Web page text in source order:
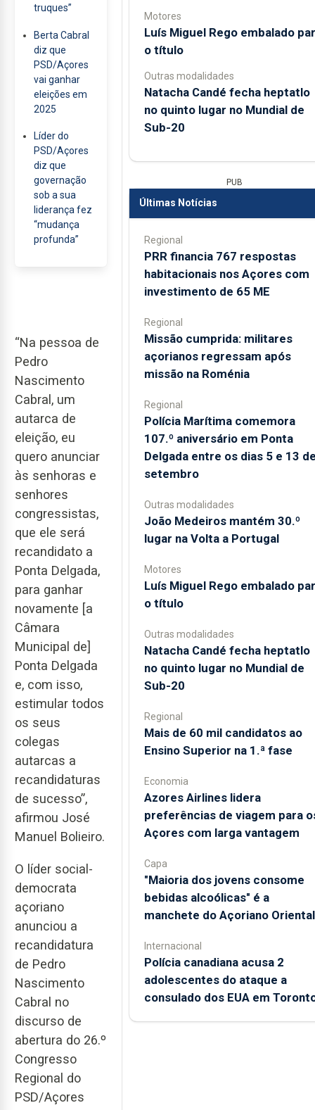
truques”
Berta Cabral
diz que
PSD/Açores
vai ganhar
eleições em
2025
Líder do
PSD/Açores
diz que
governação
sob a sua
liderança fez
“mudança
profunda”
“Na pessoa de
Pedro
Nascimento
Cabral, um
autarca de
eleição, eu
quero anunciar
às senhoras e
senhores
congressistas,
que ele será
recandidato a
Ponta Delgada,
para ganhar
novamente [a
Câmara
Municipal de]
Ponta Delgada
e, com isso,
estimular todos
os seus
colegas
autarcas a
recandidaturas
de sucesso”,
afirmou José
Manuel Bolieiro.
O líder social-
democrata
açoriano
anunciou a
recandidatura
de Pedro
Nascimento
Cabral no
discurso de
abertura do 26.º
Congresso
Regional do
PSD/Açores
Motores
Luís Miguel Rego embalado
o título
Outras modalidades
Natacha Candé fecha heptatlo
no quinto lugar no Mundial de
Sub-20
PUB
Últimas Notícias
Regional
PRR financia 767 respostas
habitacionais nos Açores com
investimento de 65 ME
Regional
Missão cumprida: militares
açorianos regressam após
missão na Roménia
Regional
Polícia Marítima comemora
107.º aniversário em Ponta
Delgada entre os dias 5 e 13
setembro
Outras modalidades
João Medeiros mantém 30.º
lugar na Volta a Portugal
Motores
Luís Miguel Rego embalado
o título
Outras modalidades
Natacha Candé fecha heptatlo
no quinto lugar no Mundial de
Sub-20
Regional
Mais de 60 mil candidatos ao
Ensino Superior na 1.ª fase
Economia
Azores Airlines lidera
preferências de viagem para
Açores com larga vantagem
Capa
"Maioria dos jovens consome
bebidas alcoólicas" é a
manchete do Açoriano Oriental
Internacional
Polícia canadiana acusa 2
adolescentes do ataque a
consulado dos EUA em